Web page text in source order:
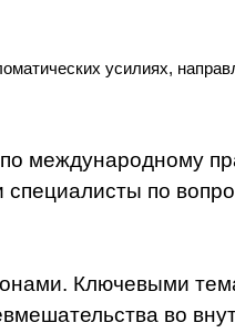
усилиях,
международному
специалисты по
Ключевыми
во